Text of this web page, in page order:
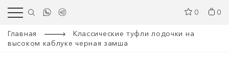
0 0
Главная
Классические туфли лодочки на
высоком каблуке черная замша